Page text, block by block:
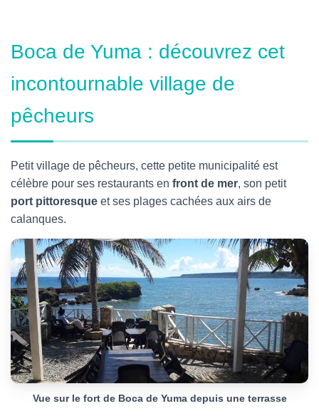
Boca de Yuma : découvrez cet
incontournable village de
pêcheurs
Petit village de pêcheurs, cette petite municipalité est
célèbre pour ses restaurants en front de mer, son petit
port pittoresque et ses plages cachées aux airs de
calanques.
Vue sur le fort de Boca de Yuma depuis une terrasse